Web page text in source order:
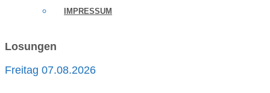
IMPRESSUM
Losungen
Freitag 07.08.2026